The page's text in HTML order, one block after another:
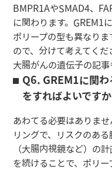
BMPR1AやSMAD4、
に関わります。GREM1
ポリープの型も異なり
ので、分けて考えてくだ
大腸がんの遺伝子の記事
Q6. GREM1に関わ
をすればよいですか
あわてる必要はありま
リングで、リスクのあ
（大腸内視鏡など）の
を続けることで、ポリ